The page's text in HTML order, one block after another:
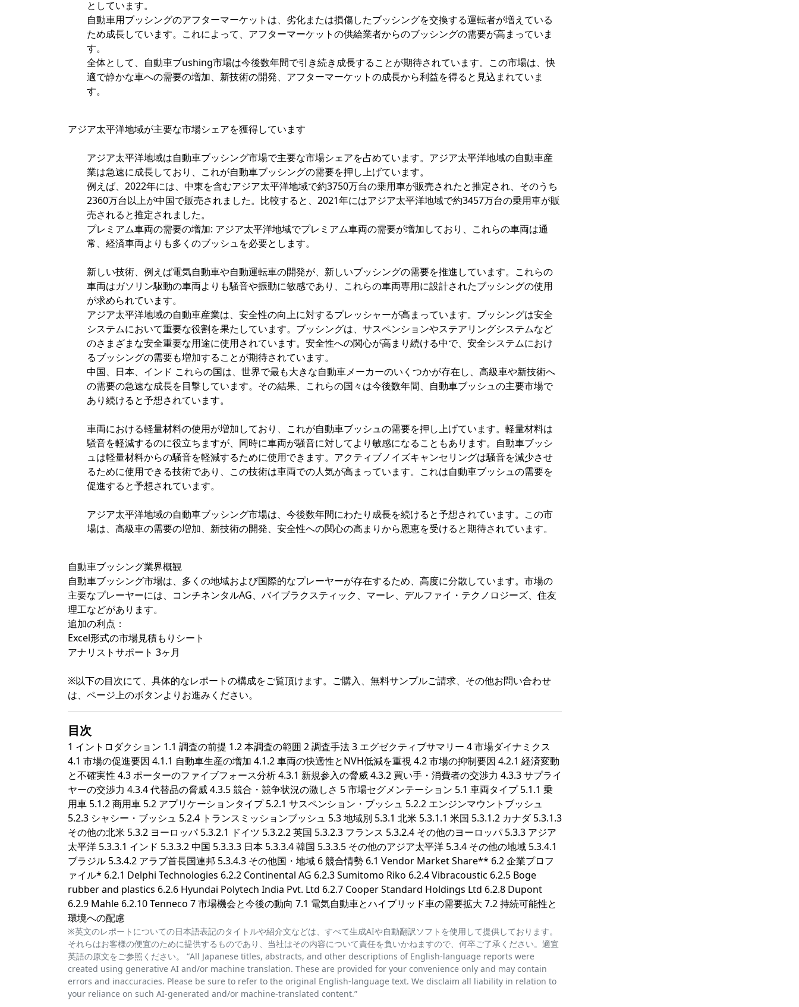
としています。
自動車用ブッシングのアフターマーケットは、劣化または損傷したブッシングを交換する運転者が増えている
ため成長しています。これによって、アフターマーケットの供給業者からのブッシングの需要が高まっていま
す。
全体として、自動車ブushing市場は今後数年間で引き続き成長することが期待されています。この市場は、快
適で静かな車への需要の増加、新技術の開発、アフターマーケットの成長から利益を得ると見込まれていま
す。
アジア太平洋地域が主要な市場シェアを獲得しています
アジア太平洋地域は自動車ブッシング市場で主要な市場シェアを占めています。アジア太平洋地域の自動車産
業は急速に成長しており、これが自動車ブッシングの需要を押し上げています。
例えば、2022年には、中東を含むアジア太平洋地域で約3750万台の乗用車が販売されたと推定され、そのうち
2360万台以上が中国で販売されました。比較すると、2021年にはアジア太平洋地域で約3457万台の乗用車が販
売されると推定されました。
プレミアム車両の需要の増加: アジア太平洋地域でプレミアム車両の需要が増加しており、これらの車両は通
常、経済車両よりも多くのブッシュを必要とします。
新しい技術、例えば電気自動車や自動運転車の開発が、新しいブッシングの需要を推進しています。これらの
車両はガソリン駆動の車両よりも騒音や振動に敏感であり、これらの車両専用に設計されたブッシングの使用
が求められています。
アジア太平洋地域の自動車産業は、安全性の向上に対するプレッシャーが高まっています。ブッシングは安全
システムにおいて重要な役割を果たしています。ブッシングは、サスペンションやステアリングシステムなど
のさまざまな安全重要な用途に使用されています。安全性への関心が高まり続ける中で、安全システムにおけ
るブッシングの需要も増加することが期待されています。
中国、日本、インド これらの国は、世界で最も大きな自動車メーカーのいくつかが存在し、高級車や新技術へ
の需要の急速な成長を目撃しています。その結果、これらの国々は今後数年間、自動車ブッシュの主要市場で
あり続けると予想されています。
車両における軽量材料の使用が増加しており、これが自動車ブッシュの需要を押し上げています。軽量材料は
騒音を軽減するのに役立ちますが、同時に車両が騒音に対してより敏感になることもあります。自動車ブッシ
ュは軽量材料からの騒音を軽減するために使用できます。アクティブノイズキャンセリングは騒音を減少させ
るために使用できる技術であり、この技術は車両での人気が高まっています。これは自動車ブッシュの需要を
促進すると予想されています。
アジア太平洋地域の自動車ブッシング市場は、今後数年間にわたり成長を続けると予想されています。この市
場は、高級車の需要の増加、新技術の開発、安全性への関心の高まりから恩恵を受けると期待されています。
自動車ブッシング業界概観
自動車ブッシング市場は、多くの地域および国際的なプレーヤーが存在するため、高度に分散しています。市場の
主要なプレーヤーには、コンチネンタルAG、バイブラクスティック、マーレ、デルファイ・テクノロジーズ、住友
理工などがあります。
追加の利点：
Excel形式の市場見積もりシート
アナリストサポート 3ヶ月
※以下の目次にて、具体的なレポートの構成をご覧頂けます。ご購入、無料サンプルご請求、その他お問い合わせ
は、ページ上のボタンよりお進みください。
目次
1 イントロダクション 1.1 調査の前提 1.2 本調査の範囲 2 調査手法 3 エグゼクティブサマリー 4 市場ダイナミクス
4.1 市場の促進要因 4.1.1 自動車生産の増加 4.1.2 車両の快適性とNVH低減を重視 4.2 市場の抑制要因 4.2.1 経済変動
と不確実性 4.3 ポーターのファイブフォース分析 4.3.1 新規参入の脅威 4.3.2 買い手・消費者の交渉力 4.3.3 サプライ
ヤーの交渉力 4.3.4 代替品の脅威 4.3.5 競合・競争状況の激しさ 5 市場セグメンテーション 5.1 車両タイプ 5.1.1 乗
用車 5.1.2 商用車 5.2 アプリケーションタイプ 5.2.1 サスペンション・ブッシュ 5.2.2 エンジンマウントブッシュ
5.2.3 シャシー・ブッシュ 5.2.4 トランスミッションブッシュ 5.3 地域別 5.3.1 北米 5.3.1.1 米国 5.3.1.2 カナダ 5.3.1.3
その他の北米 5.3.2 ヨーロッパ 5.3.2.1 ドイツ 5.3.2.2 英国 5.3.2.3 フランス 5.3.2.4 その他のヨーロッパ 5.3.3 アジア
太平洋 5.3.3.1 インド 5.3.3.2 中国 5.3.3.3 日本 5.3.3.4 韓国 5.3.3.5 その他のアジア太平洋 5.3.4 その他の地域 5.3.4.1
ブラジル 5.3.4.2 アラブ首長国連邦 5.3.4.3 その他国・地域 6 競合情勢 6.1 Vendor Market Share** 6.2 企業プロフ
ァイル* 6.2.1 Delphi Technologies 6.2.2 Continental AG 6.2.3 Sumitomo Riko 6.2.4 Vibracoustic 6.2.5 Boge
rubber and plastics 6.2.6 Hyundai Polytech India Pvt. Ltd 6.2.7 Cooper Standard Holdings Ltd 6.2.8 Dupont
6.2.9 Mahle 6.2.10 Tenneco 7 市場機会と今後の動向 7.1 電気自動車とハイブリッド車の需要拡大 7.2 持続可能性と
環境への配慮
※英文のレポートについての日本語表記のタイトルや紹介文などは、すべて生成AIや自動翻訳ソフトを使用して提供しております。
それらはお客様の便宜のために提供するものであり、当社はその内容について責任を負いかねますので、何卒ご了承ください。適宜
英語の原文をご参照ください。 “All Japanese titles, abstracts, and other descriptions of English-language reports were
created using generative AI and/or machine translation. These are provided for your convenience only and may contain
errors and inaccuracies. Please be sure to refer to the original English-language text. We disclaim all liability in relation to
your reliance on such AI-generated and/or machine-translated content.”